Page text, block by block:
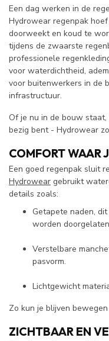
Een dag werken in de
Hydrowear regenpak
doorweekt en koud te
tijdens de zwaarste
professionele
voor waterdichtheid,
voor buitenwerkers in de
infrastructuur.
Of je nu in de bouw
bezig bent - Hydrowear
COMFORT WAAR
Een goed regenpak sluit
Hydrowear gebruikt
details zoals:
Getapete naden,
worden
Verstelbare
pasvorm.
Lichtgewicht
Zo kun je blijven
ZICHTBAAR EN